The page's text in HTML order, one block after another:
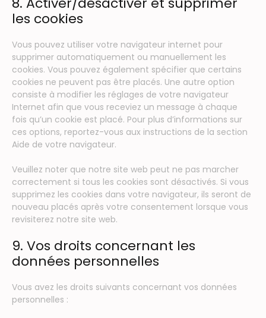
les cookies
Vous pouvez utiliser votre navigateur internet pour
supprimer automatiquement ou manuellement les
cookies. Vous pouvez également spécifier que certains
cookies ne peuvent pas être placés. Une autre option
consiste à modifier les réglages de votre navigateur
Internet afin que vous receviez un message à chaque
fois qu’un cookie est placé. Pour plus d’informations sur
ces options, reportez-vous aux instructions de la section
Aide de votre navigateur.
Veuillez noter que notre site web peut ne pas marcher
correctement si tous les cookies sont désactivés. Si vous
supprimez les cookies dans votre navigateur, ils seront de
nouveau placés après votre consentement lorsque vous
revisiterez notre site web.
9. Vos droits concernant les
données personnelles
Vous avez les droits suivants concernant vos données
personnelles :